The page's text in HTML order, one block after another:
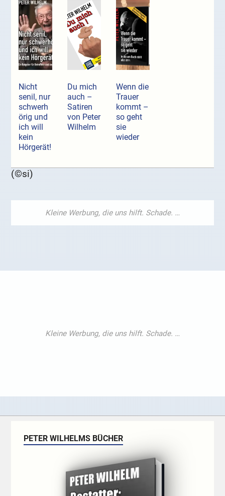
Nicht
senil, nur
schwerh
örig und
ich will
kein
Hörgerät!
Du mich
auch –
Satiren
von Peter
Wilhelm
Wenn die
Trauer
kommt –
so geht
sie
wieder
(©si)
PETER WILHELMS BÜCHER